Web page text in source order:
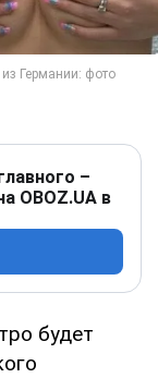
–
OBOZ.UA в
будет